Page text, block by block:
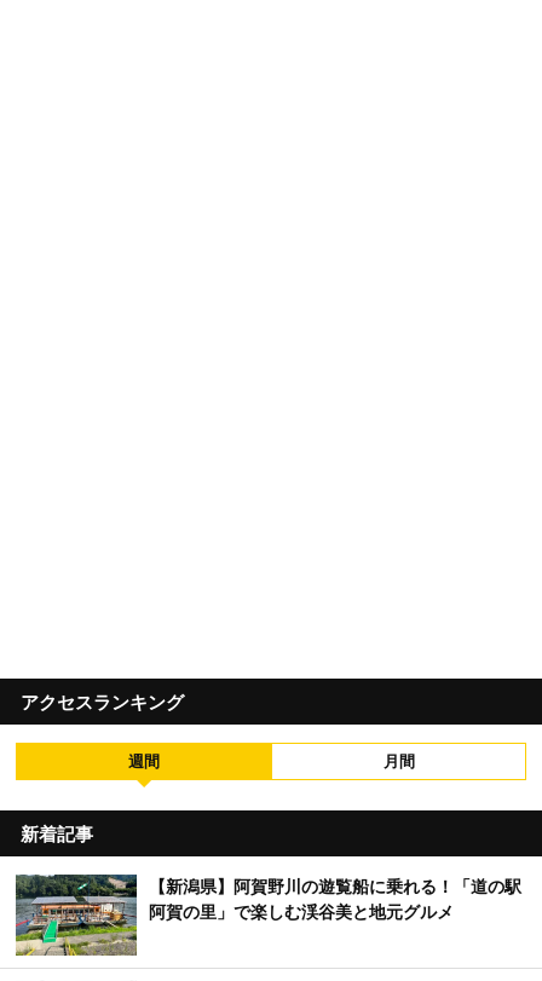
アクセスランキング
週間 月間
新着記事
【新潟県】阿賀野川の遊覧船に乗れる！「道の駅
阿賀の里」で楽しむ渓谷美と地元グルメ